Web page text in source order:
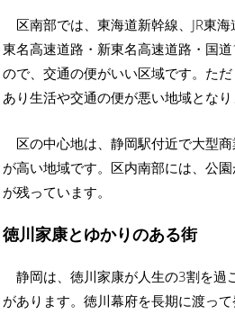
区南部では、東海道新幹線、JR東
東名高速道路・新東名高速道路・国
ので、交通の便がいい区域です。た
あり生活や交通の便が悪い地域となり
区の中心地は、静岡駅付近で大型
が高い地域です。区内南部には、公
が残っています。
徳川家康とゆかりのある街
静岡は、徳川家康が人生の3割を過
があります。徳川幕府を長期に渡っ